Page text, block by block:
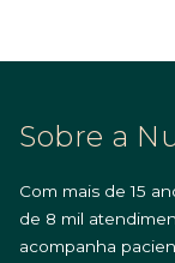
Sobre a
Com mais de 15
de 8 mil
acompanha